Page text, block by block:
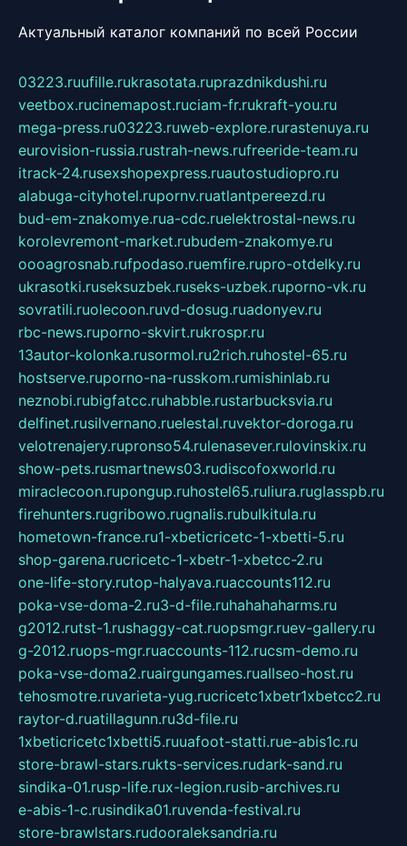
Актуальный каталог компаний по всей России
03223.ruufille.rukrasotata.ruprazdnikdushi.ru
veetbox.rucinemapost.ruciam-fr.rukraft-you.ru
mega-press.ru03223.ruweb-explore.rurastenuya.ru
eurovision-russia.rustrah-news.rufreeride-team.ru
itrack-24.rusexshopexpress.ruautostudiopro.ru
alabuga-cityhotel.rupornv.ruatlantpereezd.ru
bud-em-znakomye.rua-cdc.ruelektrostal-news.ru
korolevremont-market.rubudem-znakomye.ru
oooagrosnab.rufpodaso.ruemfire.rupro-otdelky.ru
ukrasotki.ruseksuzbek.ruseks-uzbek.ruporno-vk.ru
sovratili.ruolecoon.ruvd-dosug.ruadonyev.ru
rbc-news.ruporno-skvirt.rukrospr.ru
13autor-kolonka.rusormol.ru2rich.ruhostel-65.ru
hostserve.ruporno-na-russkom.rumishinlab.ru
neznobi.rubigfatcc.ruhabble.rustarbucksvia.ru
delfinet.rusilvernano.ruelestal.ruvektor-doroga.ru
velotrenajery.rupronso54.rulenasever.rulovinskix.ru
show-pets.rusmartnews03.rudiscofoxworld.ru
miraclecoon.rupongup.ruhostel65.ruliura.ruglasspb.ru
firehunters.rugribowo.rugnalis.rubulkitula.ru
hometown-france.ru1-xbeticricetc-1-xbetti-5.ru
shop-garena.rucricetc-1-xbetr-1-xbetcc-2.ru
one-life-story.rutop-halyava.ruaccounts112.ru
poka-vse-doma-2.ru3-d-file.ruhahahaharms.ru
g2012.rutst-1.rushaggy-cat.ruopsmgr.ruev-gallery.ru
g-2012.ruops-mgr.ruaccounts-112.rucsm-demo.ru
poka-vse-doma2.ruairgungames.ruallseo-host.ru
tehosmotre.ruvarieta-yug.rucricetc1xbetr1xbetcc2.ru
raytor-d.ruatillagunn.ru3d-file.ru
1xbeticricetc1xbetti5.ruuafoot-statti.rue-abis1c.ru
store-brawl-stars.rukts-services.rudark-sand.ru
sindika-01.rusp-life.rux-legion.rusib-archives.ru
e-abis-1-c.rusindika01.ruvenda-festival.ru
store-brawlstars.rudooraleksandria.ru